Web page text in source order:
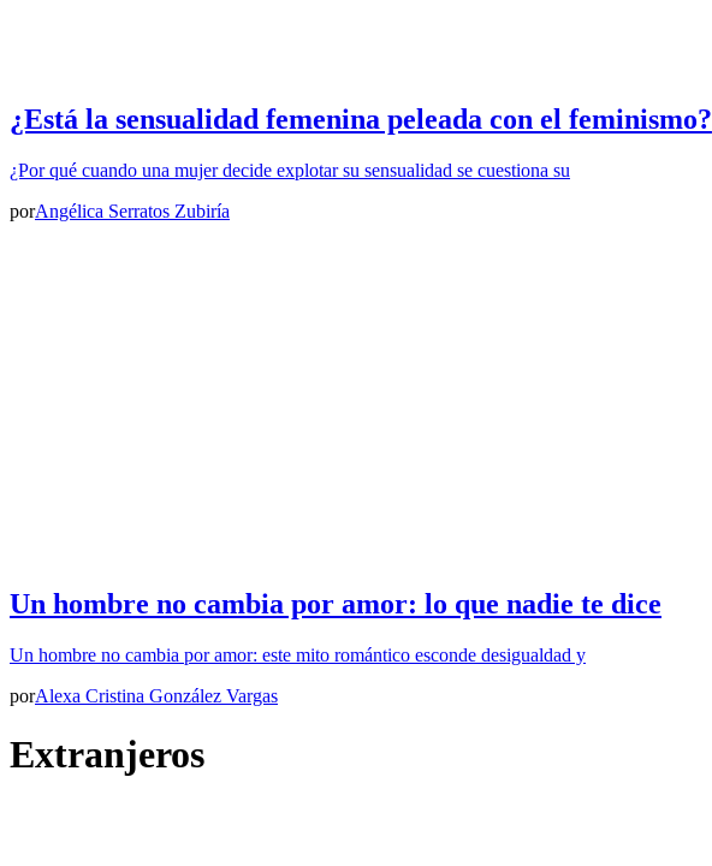
¿Está la sensualidad femenina peleada con el feminismo?
¿Por qué cuando una mujer decide explotar su sensualidad se cuestiona su
porAngélica Serratos Zubiría
Un hombre no cambia por amor: lo que nadie te dice
Un hombre no cambia por amor: este mito romántico esconde desigualdad y
porAlexa Cristina González Vargas
Extranjeros